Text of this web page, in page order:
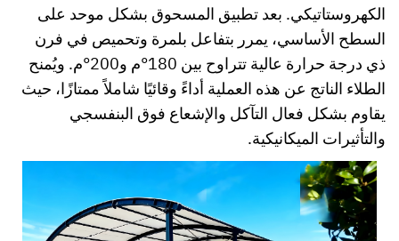
الكهروستاتيكي. بعد تطبيق المسحوق بشكل موحد على
السطح الأساسي، يمرر بتفاعل بلمرة وتحميص في فرن
ذي درجة حرارة عالية تتراوح بين 180°م و200°م. ويُمنح
الطلاء الناتج عن هذه العملية أداءً وقائيًا شاملاً ممتازًا، حيث
يقاوم بشكل فعال التآكل والإشعاع فوق البنفسجي
والتأثيرات الميكانيكية.